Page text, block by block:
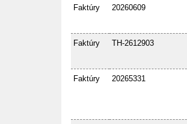
Faktúry 20260609
Faktúry TH-2612903
Faktúry 20265331